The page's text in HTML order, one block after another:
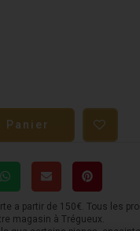
Panier
a partir de 150€. Tous les
magasin à Trégueux.